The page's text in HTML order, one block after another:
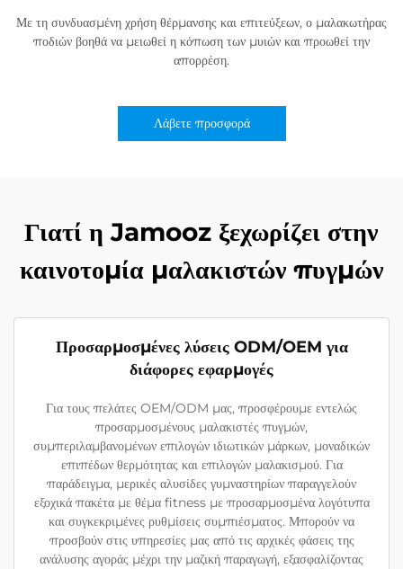
Με τη συνδυασμένη χρήση θέρμανσης και επιτεύξεων, ο μαλακωτήρας
ποδιών βοηθά να μειωθεί η κόπωση των μυιών και προωθεί την
απορρέση.
Λάβετε προσφορά
Γιατί η Jamooz ξεχωρίζει στην
καινοτομία μαλακιστών πυγμών
Προσαρμοσμένες λύσεις ODM/OEM για
διάφορες εφαρμογές
Για τους πελάτες OEM/ODM μας, προσφέρουμε εντελώς
προσαρμοσμένους μαλακιστές πυγμών,
συμπεριλαμβανομένων επιλογών ιδιωτικών μάρκων, μοναδικών
επιπέδων θερμότητας και επιλογών μαλακισμού. Για
παράδειγμα, μερικές αλυσίδες γυμναστηρίων παραγγελούν
εξοχικά πακέτα με θέμα fitness με προσαρμοσμένα λογότυπα
και συγκεκριμένες ρυθμίσεις συμπιέσματος. Μπορούν να
προσβούν στις υπηρεσίες μας από τις αρχικές φάσεις της
ανάλυσης αγοράς μέχρι την μαζική παραγωγή, εξασφαλίζοντας